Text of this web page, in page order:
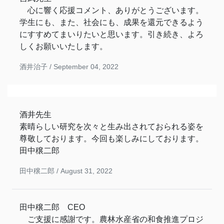
心に響く応援コメント、ありがとうございます。
学生にも、また、社会にも、成果を還元できるよう
にすすめてまいりたいと思います。引き続き、よろ
しくお願いいたします。
酒井治子 / September 04, 2022
酒井先生
素晴らしい研究を次々と生み出されておられる姿を
尊敬しております。今回も楽しみにしております。
田中穣二郎
田中穣二郎 / August 31, 2022
田中穣二郎 CEO
ご支援に感謝です。農林水産省の和食推進プロジ